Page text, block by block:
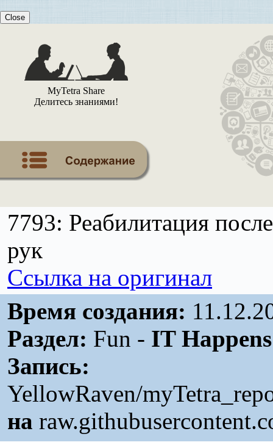
Close
MyTetra Share
Делитесь знаниями!
7793: Реабилитация
рук
Ссылка на оригинал
Время создания:
Раздел: Fun - IT
Запись:
YellowRaven/
на